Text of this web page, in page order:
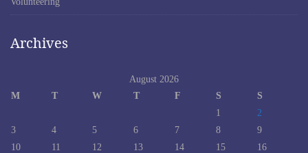
Archives
August 2026
M
T W T F S
S
1
2
3
4 5 6 7 8
9
10
11 12 13 14 15
16